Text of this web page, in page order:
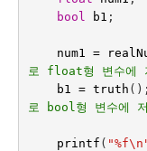
bool
b1 ;
num1 =
로 float형 변수에
b1
= truth ();
로 bool형 변수에
printf ( "%f\n